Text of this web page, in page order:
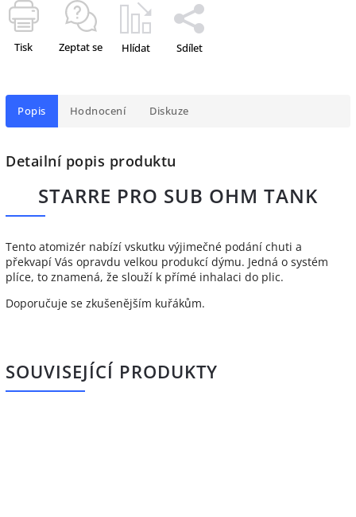
Tisk Zeptat se Hlídat Sdílet
Popis Hodnocení Diskuze
Detailní popis produktu
STARRE PRO SUB OHM TANK
Tento atomizér nabízí vskutku výjimečné podání chuti a
překvapí Vás opravdu velkou produkcí dýmu. Jedná o systém
plíce, to znamená, že slouží k přímé inhalaci do plic.
Doporučuje se zkušenějším kuřákům.
SOUVISEJÍCÍ PRODUKTY